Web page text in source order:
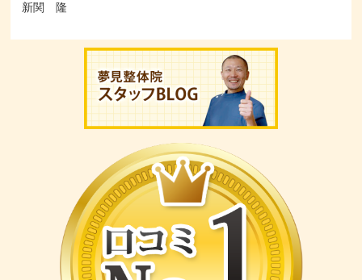
新関 隆